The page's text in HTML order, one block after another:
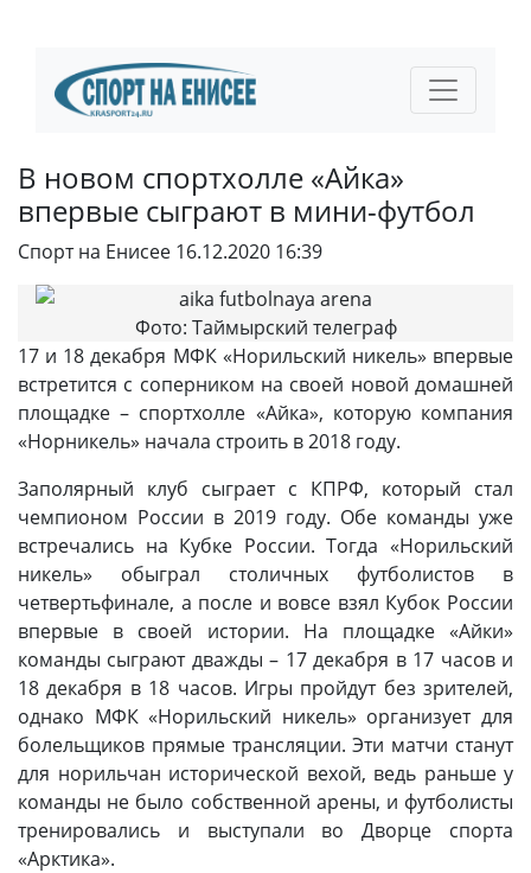
В новом спортхолле «Айка»
впервые сыграют в мини-футбол
Спорт на Енисее 16.12.2020 16:39
Фото: Таймырский телеграф
17 и 18 декабря МФК «Норильский никель» впервые
встретится с соперником на своей новой домашней
площадке – спортхолле «Айка», которую компания
«Норникель» начала строить в 2018 году.
Заполярный клуб сыграет с КПРФ, который стал
чемпионом России в 2019 году. Обе команды уже
встречались на Кубке России. Тогда «Норильский
никель» обыграл столичных футболистов в
четвертьфинале, а после и вовсе взял Кубок России
впервые в своей истории. На площадке «Айки»
команды сыграют дважды – 17 декабря в 17 часов и
18 декабря в 18 часов. Игры пройдут без зрителей,
однако МФК «Норильский никель» организует для
болельщиков прямые трансляции. Эти матчи станут
для норильчан исторической вехой, ведь раньше у
команды не было собственной арены, и футболисты
тренировались и выступали во Дворце спорта
«Арктика».